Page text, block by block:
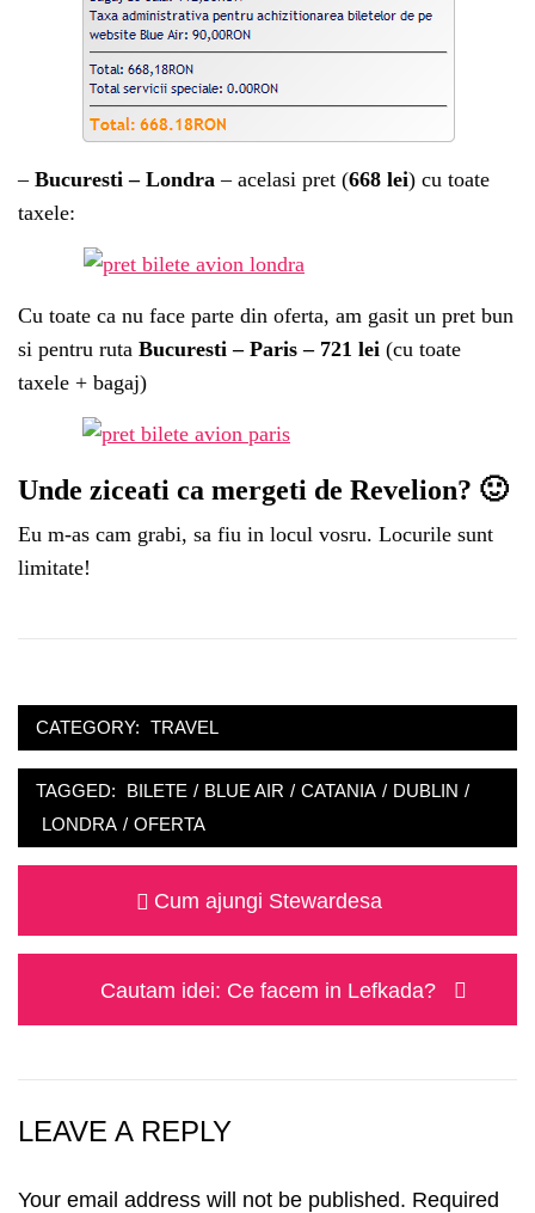
– Bucuresti – Londra – acelasi pret (668 lei) cu toate
taxele:
Cu toate ca nu face parte din oferta, am gasit un pret bun
si pentru ruta Bucuresti – Paris – 721 lei (cu toate
taxele + bagaj)
Unde ziceati ca mergeti de Revelion? 🙂
Eu m-as cam grabi, sa fiu in locul vosru. Locurile sunt
limitate!
CATEGORY: TRAVEL
TAGGED: BILETE / BLUE AIR / CATANIA / DUBLIN /
LONDRA / OFERTA
navigation
Previous
post:
Cum ajungi Stewardesa
Next
post:
Cautam idei: Ce facem in Lefkada?
LEAVE A REPLY
Your email address will not be published. Required